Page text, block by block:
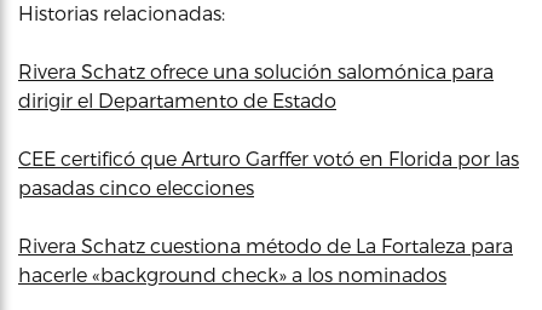
Historias relacionadas:
Rivera Schatz ofrece una solución salomónica para
dirigir el Departamento de Estado
CEE certificó que Arturo Garffer votó en Florida por las
pasadas cinco elecciones
Rivera Schatz cuestiona método de La Fortaleza para
hacerle «background check» a los nominados